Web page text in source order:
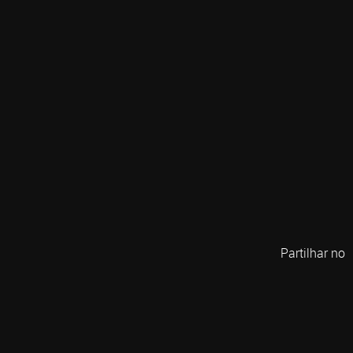
Partilhar no